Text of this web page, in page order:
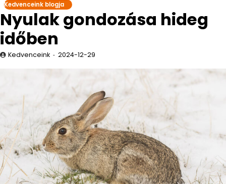
Kedvenceink blogja
Nyulak gondozása hideg
időben
Kedvenceink 2024-12-29